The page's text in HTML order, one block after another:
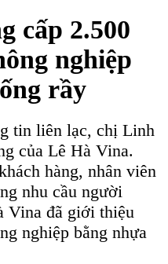
cấp 2.500
nghiệp
rầy
tin liên lạc, chị Linh
của Lê Hà Vina.
hàng, nhân viên
nhu cầu người
Vina đã giới thiệu
nghiệp bằng nhựa